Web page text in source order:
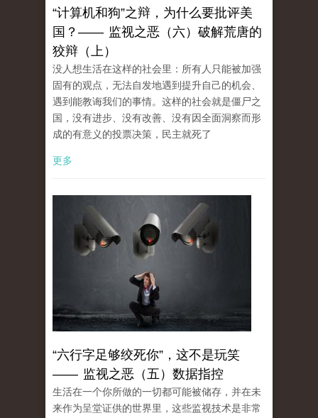
“计算机和狗”之辩，为什么要批评美
国？—— 监视之恶（六）破解荒唐的
狡辩（上）
没人想生活在这样的社会里：所有人只能被加强
固有的观点，无法自发地遇到提升自己的机会、
遇到能教诲我们的事情。这样的社会就是僵尸之
国，没有进步、没有改善、没有因全面洞察而形
成的有意义的投票决策，民主就死了
更多
“六行字足够绞死你”，这不是玩笑
—— 监视之恶（五）数据指控
生活在一个你所做的一切都可能被储存，并在未
来作为呈堂证供的世界里，这些监视技术是非常